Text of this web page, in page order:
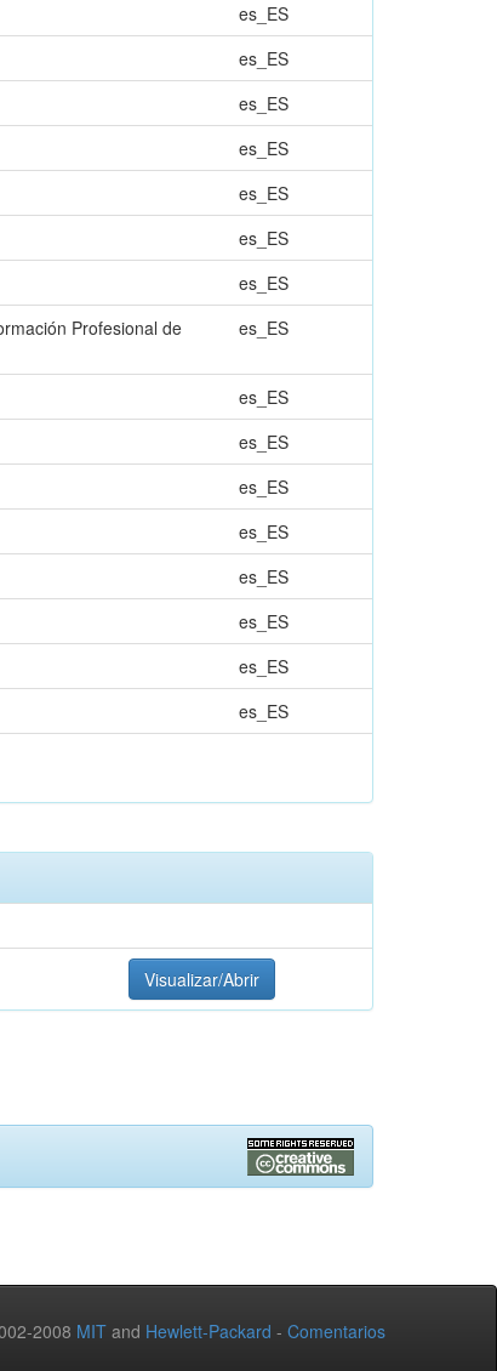
es_ES
es_ES
es_ES
es_ES
es_ES
es_ES
es_ES
Profesional de
es_ES
es_ES
es_ES
es_ES
es_ES
es_ES
es_ES
es_ES
es_ES
Visualizar/Abrir
2008 MIT and Hewlett-Packard - Comentarios